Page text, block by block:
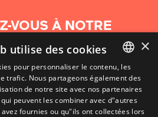
VOUS À NOTRE
S'abonner
BASQUE
FRENCH
×
utilise des cookies
pour personnaliser le contenu, les
trafic. Nous partageons également des
de notre site avec nos partenaires
peuvent les combiner avec d"autres
fournies ou qu"ils ont collectées lors